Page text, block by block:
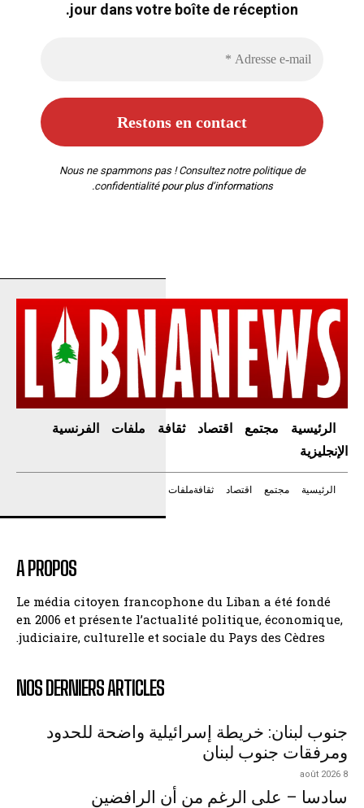
jour dans votre boîte de réception.
Nous ne spammons pas ! Consultez notre politique de
confidentialitépour plus d’informations.
الرئيسية مجتمع اقتصاد ثقافة ملفات
الفرنسية
الإنجليزية
الرئيسية مجتمع اقتصاد ثقافةملفات
A PROPOS
Le média citoyen francophone du Liban a été fondé
en 2006 et présente l’actualité politique, économique,
judiciaire, culturelle et sociale du Pays des Cèdres.
NOS DERNIERS ARTICLES
جنوب لبنان: خريطة إسرائيلية واضحة للحدود
ومرفقات جنوب لبنان
8 août 2026
سادسا – على الرغم من أن الرافضين